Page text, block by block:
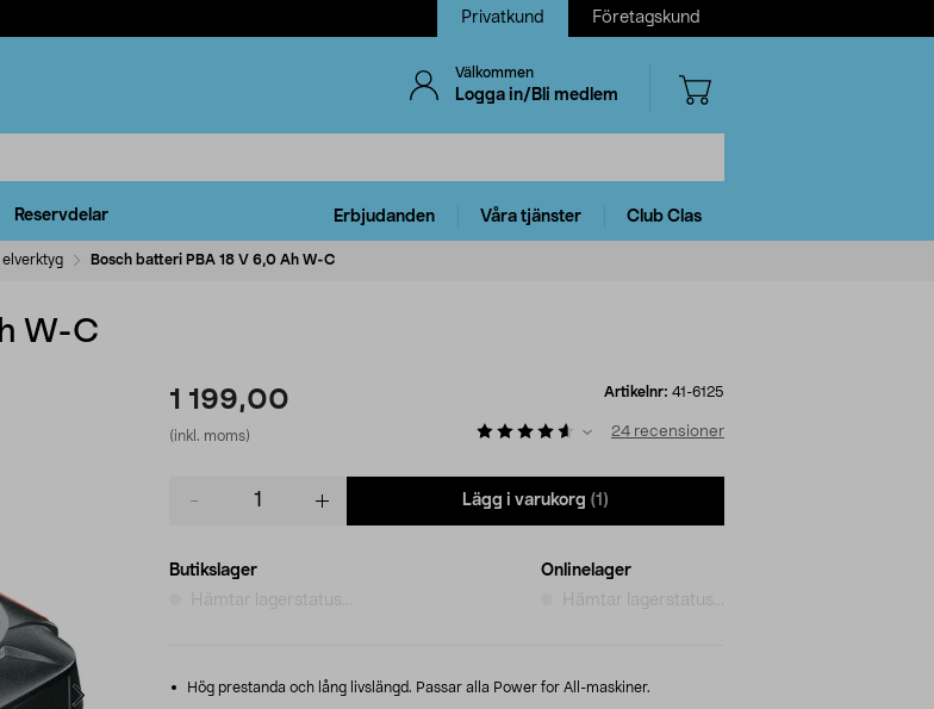
Privatkund Företagskund
Välkommen
Logga in/Bli medlem
Reservdelar Erbjudanden Våra tjänster Club Clas
Bosch batteri PBA 18 V 6,0 Ah W-C
W-C
1 199,00
(inkl. moms)
Artikelnr: 41-6125
24 recensioner
Lägg i varukorg (1)
Butikslager
Hämtar lagerstatus...
Onlinelager
Hämtar lagerstatus...
Hög prestanda och lång livslängd. Passar alla Power for All-maskiner.